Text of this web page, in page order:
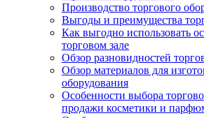
Производство торгового
Выгоды и преимущества
Как выгодно использовать
торговом зале
Обзор разновидностей
Обзор материалов для
оборудования
Особенности выбора
продажи косметики и